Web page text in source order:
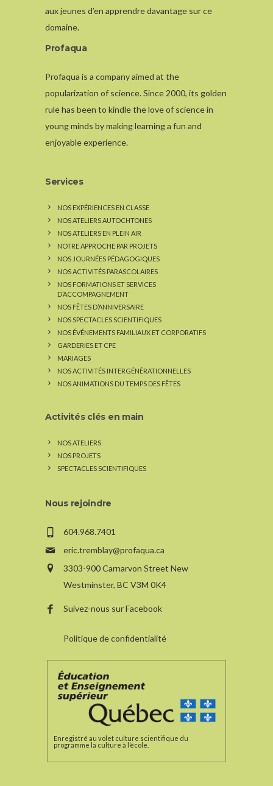
aux jeunes d’en apprendre davantage sur ce
domaine.
Profaqua
Profaqua is a company aimed at the
popularization of science. Since 2000, its golden
rule has been to kindle the love of science in
young minds by making learning a fun and
enjoyable experience.
Services
NOS EXPÉRIENCES EN CLASSE
NOS ATELIERS AUTOCHTONES
NOS ATELIERS EN PLEIN AIR
NOTRE APPROCHE PAR PROJETS
NOS JOURNÉES PÉDAGOGIQUES
NOS ACTIVITÉS PARASCOLAIRES
NOS FORMATIONS ET SERVICES
D’ACCOMPAGNEMENT
NOS FÊTES D’ANNIVERSAIRE
NOS SPECTACLES SCIENTIFIQUES
NOS ÉVÉNEMENTS FAMILIAUX ET CORPORATIFS
GARDERIES ET CPE
MARIAGES
NOS ACTIVITÉS INTERGÉNÉRATIONNELLES
NOS ANIMATIONS DU TEMPS DES FÊTES
Activités clés en main
NOS ATELIERS
NOS PROJETS
SPECTACLES SCIENTIFIQUES
Nous rejoindre
604.968.7401
eric.tremblay@profaqua.ca
3303-900 Carnarvon Street New
Westminster, BC V3M 0K4
Suivez-nous sur Facebook
Politique de confidentialité
Enregistré au volet culture scientifique du
programme la culture à l’école.